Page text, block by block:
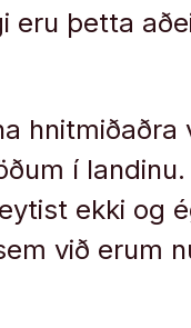
eru þetta
í
ekki og
við erum